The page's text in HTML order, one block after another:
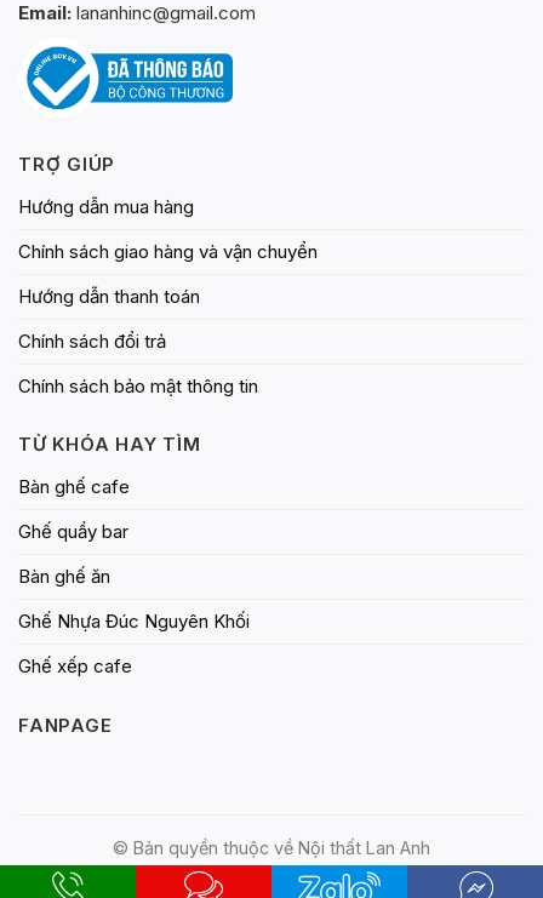
Email: lananhinc@gmail.com
TRỢ GIÚP
Hướng dẫn mua hàng
Chính sách giao hàng và vận chuyển
Hướng dẫn thanh toán
Chính sách đổi trả
Chính sách bảo mật thông tin
TỪ KHÓA HAY TÌM
Bàn ghế cafe
Ghế quầy bar
Bàn ghế ăn
Ghế Nhựa Đúc Nguyên Khối
Ghế xếp cafe
FANPAGE
© Bản quyền thuộc về Nội thất Lan Anh